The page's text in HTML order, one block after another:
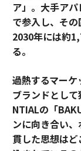
ア」。大手ア
で参入し、そ
2030年には約
る。
過熱するマー
ブランドとし
NTIALの「
ンに向き合い
貫した思想は